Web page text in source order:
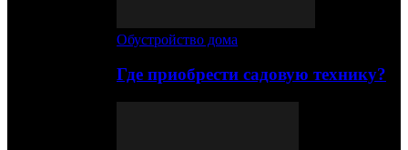
Обустройство дома
Где приобрести садовую технику?